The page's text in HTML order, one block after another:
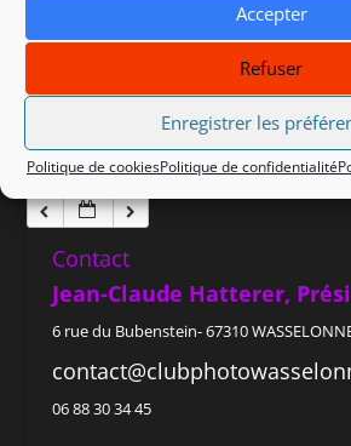
Accepter
Refuser
Enregistrer les
Politique de cookiesPolitique de confidentialité
Contact
Jean-Claude Hatterer,
6 rue du Bubenstein- 67310
06 88 30 34 45